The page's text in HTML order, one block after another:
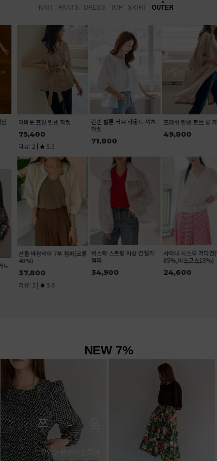
어바웃 프릴 린넨 자켓
75,400
리뷰: 2 | 5.0
린넨 벌룬 커브 라운드 셔츠
71,800
프레쉬 린넨 로브 롱 가디건
49,800
산들 바람막이 7부 점퍼(코튼
40%)
37,800
리뷰: 2 | 5.0
바스락 스트링 야상 간절기
34,900
샤이나 시스루 가디건(린넨
85%,비스코스15%)
24,600
NEW 7%